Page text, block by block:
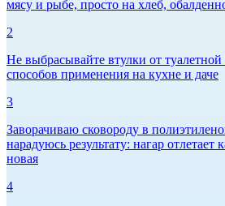
мясу и рыбе, просто на хлеб,
2
Не выбрасывайте втулки от
способов применения на кухне и даче
3
Заворачиваю сковороду в
нарадуюсь результату: нагар отлетает
новая
4